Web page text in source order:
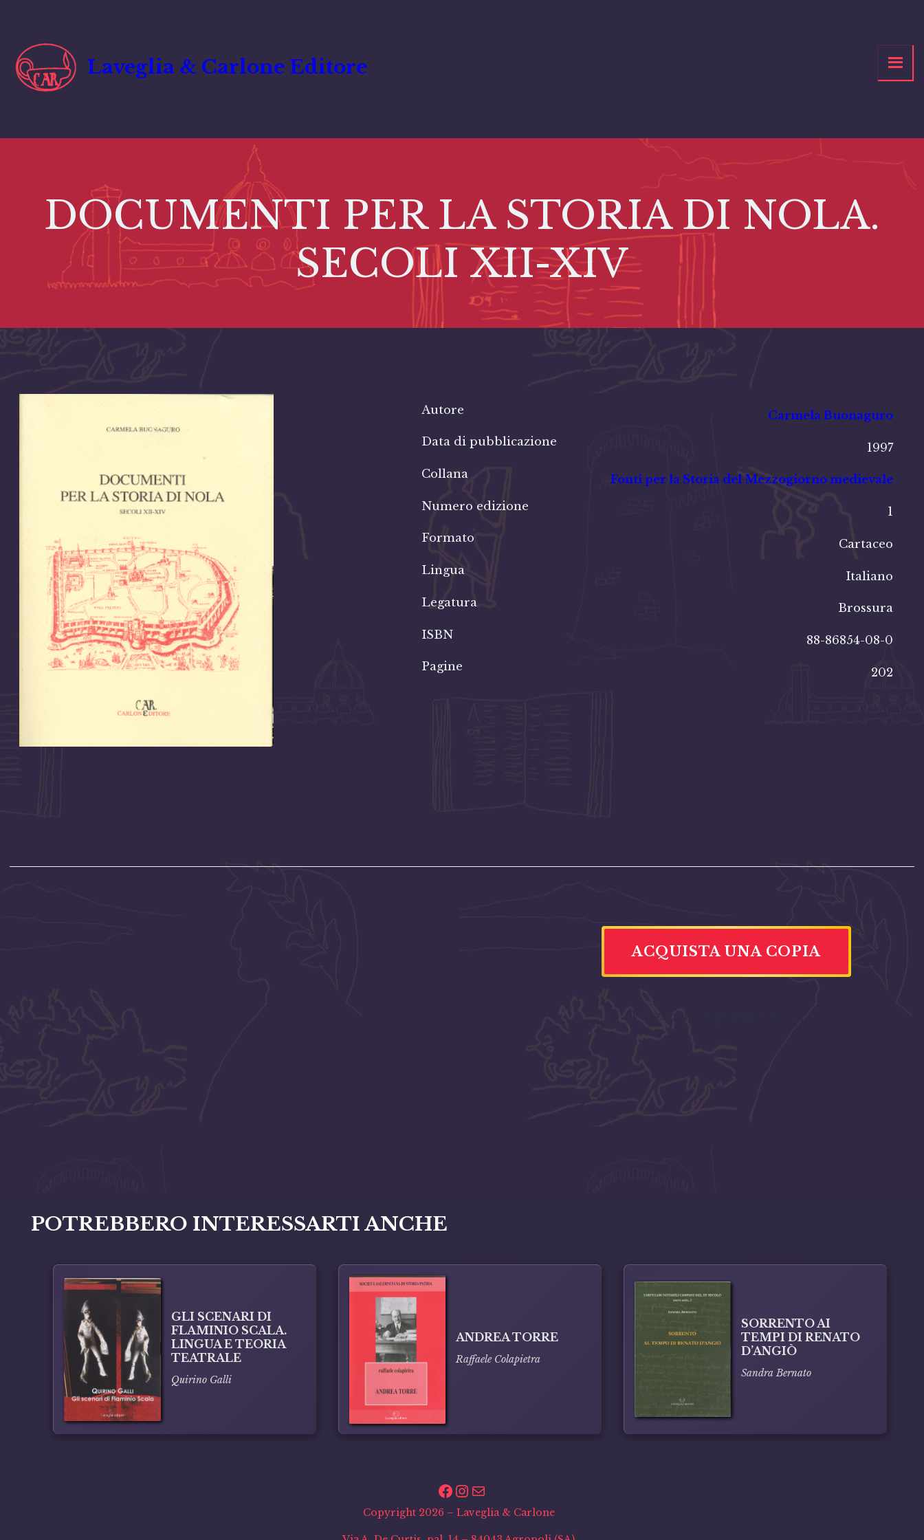
contenuto
Laveglia & Carlone Editore
DOCUMENTI PER LA STORIA DI NOLA.
SECOLI XII-XIV
Autore
Carmela Buonaguro
Data di pubblicazione
1997
Collana
Fonti per la Storia del Mezzogiorno medievale
Numero edizione
1
Formato
Cartaceo
Lingua
Italiano
Legatura
Brossura
ISBN
88-86854-08-0
Pagine
202
ACQUISTA UNA COPIA
Prezzo di Copertina:
POTREBBERO INTERESSARTI ANCHE
GLI SCENARI DI
FLAMINIO SCALA.
LINGUA E TEORIA
TEATRALE
Quirino Galli
ANDREA TORRE
Raffaele Colapietra
SORRENTO AI
TEMPI DI RENATO
D’ANGIÒ
Sandra Bernato
Facebook
Instagram
Email
Copyright 2026 – Laveglia & Carlone